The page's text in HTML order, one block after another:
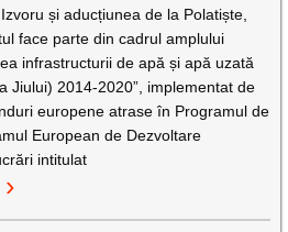
și aducțiunea de la Polatiște,
face parte din cadrul amplului
infrastructurii de apă și apă uzată
Jiului) 2014-2020”, implementat de
europene atrase în Programul de
European de Dezvoltare
intitulat